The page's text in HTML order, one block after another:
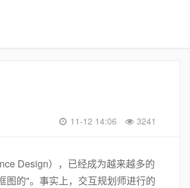
3241
11-12 14:06
Design），已经成为越来越多的
图的"。事实上，交互规划师进行的